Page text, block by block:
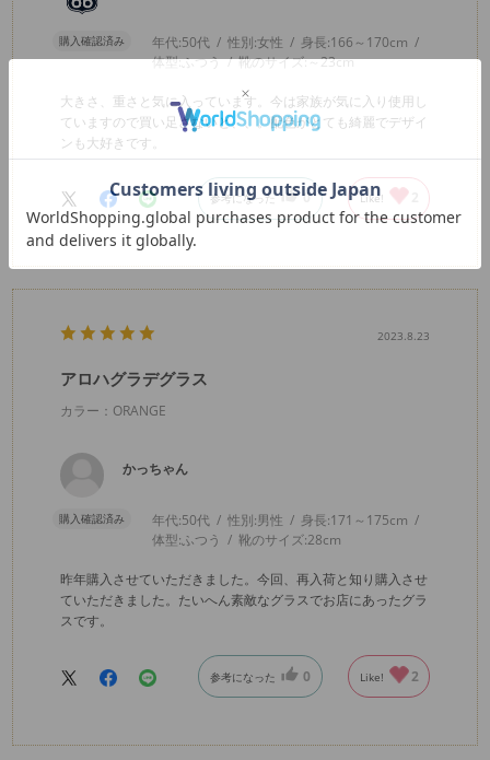
購入確認済み 年代:50代 性別:女性 身長:166～170cm
体型:ふつう 靴のサイズ:～23cm
大きさ、重さと気に入っています。今は家族が気に入り使用し
ていますので買い足さないと、、。配色がとても綺麗でデザイ
ンも大好きです。
参考になった 0 Like!
2023.8.23
アロハグラデグラス
カラー：ORANGE
かっちゃん
購入確認済み 年代:50代 性別:男性 身長:171～175cm
体型:ふつう 靴のサイズ:28cm
昨年購入させていただきました。今回、再入荷と知り購入させ
ていただきました。たいへん素敵なグラスでお店にあったグラ
スです。
参考になった 0 Like! 2